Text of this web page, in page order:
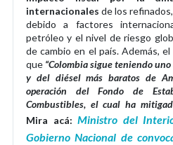
internacionales de los
debido a factores
petróleo y el nivel de riesgo
de cambio en el país. Además,
que “Colombia sigue teniendo
y del diésel más baratos de
operación del Fondo de
Combustibles, el cual ha
Mira acá: Ministro del
Gobierno Nacional de